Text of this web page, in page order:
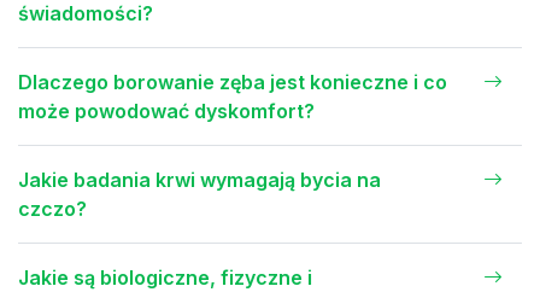
świadomości?
Dlaczego borowanie zęba jest konieczne i co
może powodować dyskomfort?
Jakie badania krwi wymagają bycia na
czczo?
Jakie są biologiczne, fizyczne i